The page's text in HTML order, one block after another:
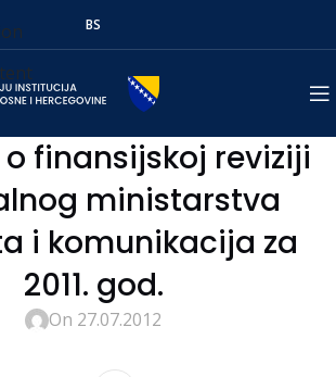
BS
finansijskoj reviziji
ministarstva
i komunikacija za
2011. god.
On 27.07.2012